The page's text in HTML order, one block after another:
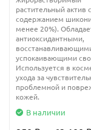
растительный актив
содержанием
менее 20%).
антиоксидантными,
успокаивающими
Используется в
ухода за
проблемной и
кожей.
В наличии